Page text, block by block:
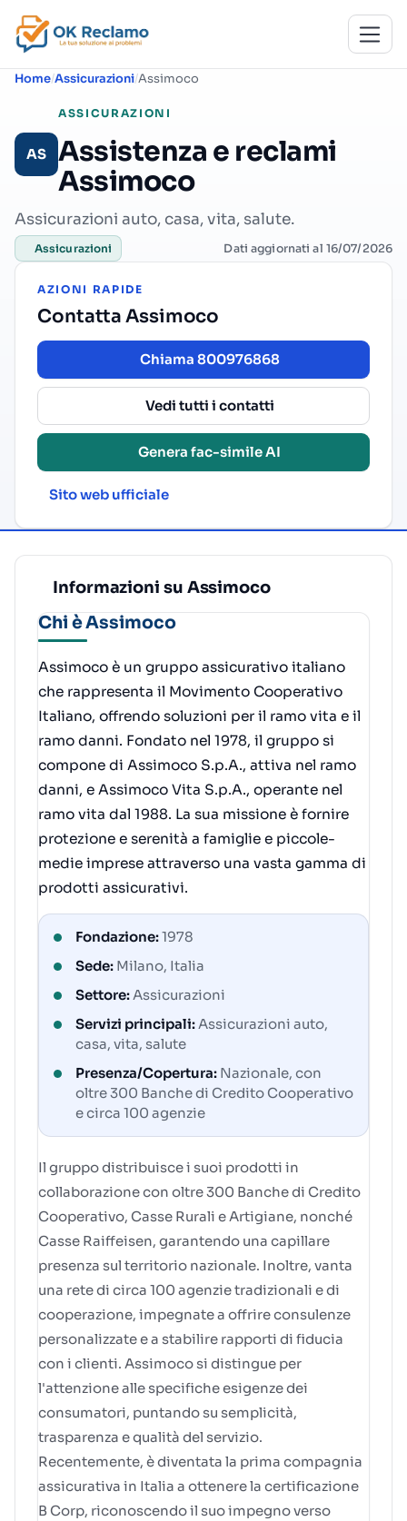
Home Assicurazioni Assimoco
AS
ASSICURAZIONI
Assistenza e reclami
Assimoco
Assicurazioni auto, casa, vita, salute.
Assicurazioni Dati aggiornati al 16/07/2026
AZIONI RAPIDE
Contatta Assimoco
Chiama 800976868
Vedi tutti i contatti
Genera fac-simile AI
Sito web ufficiale
Informazioni su Assimoco
Chi è Assimoco
Assimoco è un gruppo assicurativo italiano
che rappresenta il Movimento Cooperativo
Italiano, offrendo soluzioni per il ramo vita e il
ramo danni. Fondato nel 1978, il gruppo si
compone di Assimoco S.p.A., attiva nel ramo
danni, e Assimoco Vita S.p.A., operante nel
ramo vita dal 1988. La sua missione è fornire
protezione e serenità a famiglie e piccole-
medie imprese attraverso una vasta gamma di
prodotti assicurativi.
Fondazione:1978
Sede: Milano, Italia
Settore:Assicurazioni
Servizi principali:Assicurazioni auto,
casa, vita, salute
Presenza/Copertura: Nazionale, con
oltre 300 Banche di Credito Cooperativo
e circa 100 agenzie
Il gruppo distribuisce i suoi prodotti in
collaborazione con oltre 300 Banche di Credito
Cooperativo, Casse Rurali e Artigiane, nonché
Casse Raiffeisen, garantendo una capillare
presenza sul territorio nazionale. Inoltre, vanta
una rete di circa 100 agenzie tradizionali e di
cooperazione, impegnate a offrire consulenze
personalizzate e a stabilire rapporti di fiducia
con i clienti. Assimoco si distingue per
l'attenzione alle specifiche esigenze dei
consumatori, puntando su semplicità,
trasparenza e qualità del servizio.
Recentemente, è diventata la prima compagnia
assicurativa in Italia a ottenere la certificazione
B Corp, riconoscendo il suo impegno verso